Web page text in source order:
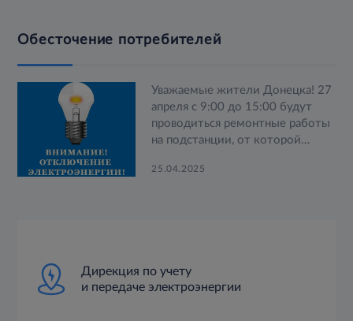
Луганской Народной
системообразующей
территориальной сетевой
организацией АО «Юго-Западная
Электросетевая Компания» (АО
Обесточение потребителей
Уважаемые жители Донецка! 27
апреля с 9:00 до 15:00 будут
проводиться ремонтные работы
на подстанции, от которой
Калининский районы.
25.04.2025
Дирекция по учету
и передаче электроэнергии